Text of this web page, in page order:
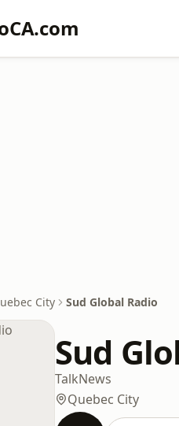
City Sud Global Radio
Sud
TalkNews
Quebec City